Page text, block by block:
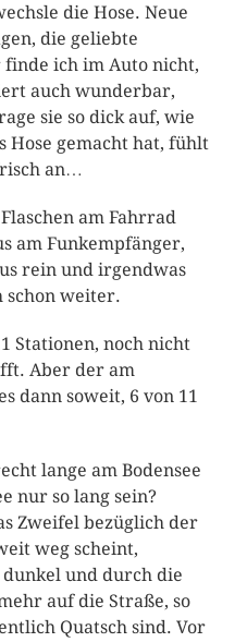
die Hose. Neue
die geliebte
ich im Auto nicht,
auch wunderbar,
sie so dick auf, wie
Hose gemacht hat, fühlt
an…
am Fahrrad
am Funkempfänger,
rein und irgendwas
schon weiter.
Stationen, noch nicht
Aber der am
dann soweit, 6 von 11
lange am Bodensee
nur so lang sein?
Zweifel bezüglich der
weg scheint,
und durch die
auf die Straße, so
Quatsch sind. Vor